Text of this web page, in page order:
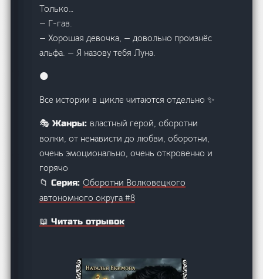
Только…
— Г-гав.
— Хорошая девочка, — довольно произнёс
альфа. — Я назову тебя Луна.
🌑
Все истории в цикле читаются отдельно ✨
🎭 Жанры: властный герой, оборотни
волки, от ненависти до любви, оборотни,
очень эмоционально, очень откровенно и
горячо
📁 Серия:Оборотни Волковецкого
автономного округа #8
📖 Читать отрывок